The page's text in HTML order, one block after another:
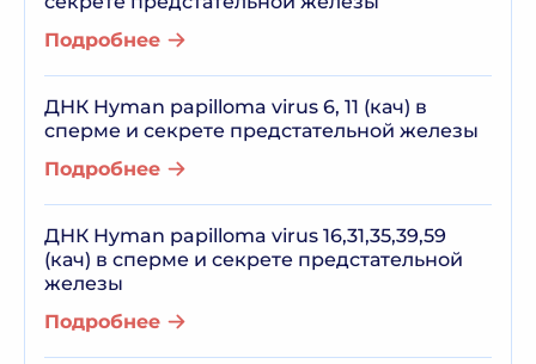
Подробнее
ДНК Hyman papilloma virus 6, 11 (кач) в
сперме и секрете предстательной железы
Подробнее
ДНК Hyman papilloma virus 16,31,35,39,59
(кач) в сперме и секрете предстательной
железы
Подробнее